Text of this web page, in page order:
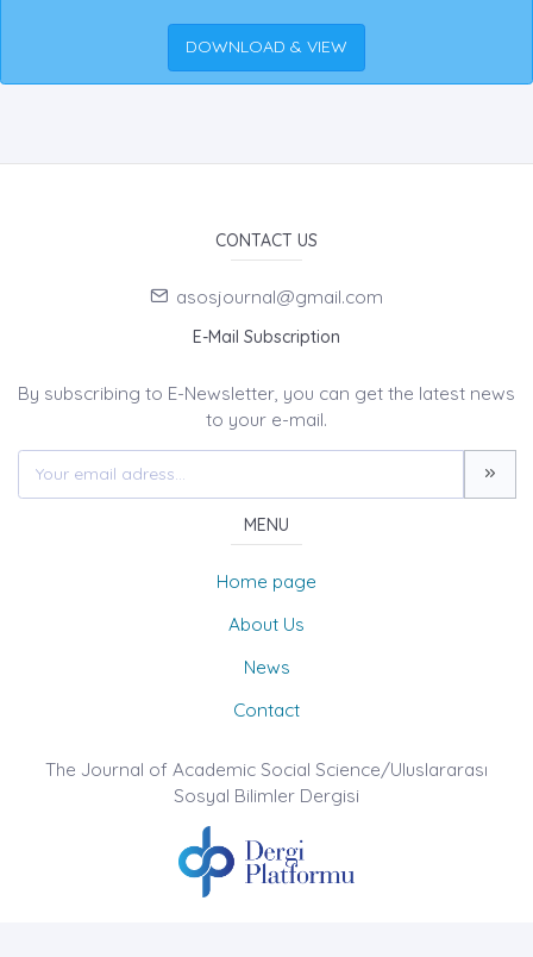
DOWNLOAD & VIEW
CONTACT US
asosjournal@gmail.com
E-Mail Subscription
By subscribing to E-Newsletter, you can get the latest news
to your e-mail.
MENU
Home page
About Us
News
Contact
The Journal of Academic Social Science/Uluslararası
Sosyal Bilimler Dergisi